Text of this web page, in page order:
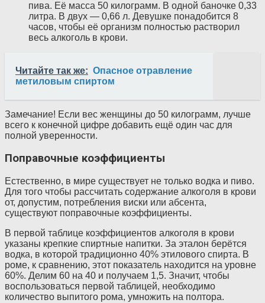
пива. Её масса 50 килограмм. В одной баночке 0,33
литра. В двух — 0,66 л. Девушке понадобится 8
часов, чтобы её организм полностью растворил
весь алкоголь в крови.
Читайте так же: Опасное отравление
метиловым спиртом
Замечание! Если вес женщины до 50 килограмм, лучше
всего к конечной цифре добавить ещё один час для
полной уверенности.
Поправочные коэффициенты
Естественно, в мире существует не только водка и пиво.
Для того чтобы рассчитать содержание алкоголя в крови
от, допустим, потребления виски или абсента,
существуют поправочные коэффициенты.
В первой таблице коэффициентов алкоголя в крови
указаны крепкие спиртные напитки. За эталон берётся
водка, в которой традиционно 40% этилового спирта. В
роме, к сравнению, этот показатель находится на уровне
60%. Делим 60 на 40 и получаем 1,5. Значит, чтобы
воспользоваться первой таблицей, необходимо
количество выпитого рома, умножить на полтора.